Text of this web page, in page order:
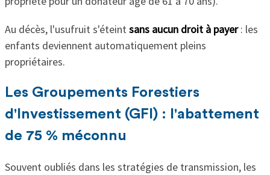
Au décès, l'usufruit s'éteintsans aucun droit à payer: les
enfants deviennent automatiquement pleins
propriétaires.
Les Groupements Forestiers
d'Investissement (GFI) : l'abattement
de 75 % méconnu
Souvent oubliés dans les stratégies de transmission, les